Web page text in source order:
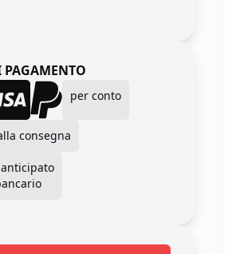
per conto
consegna